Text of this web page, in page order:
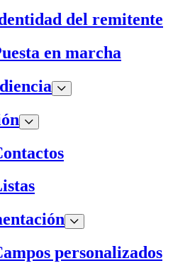
del remitente
en marcha
personalizados